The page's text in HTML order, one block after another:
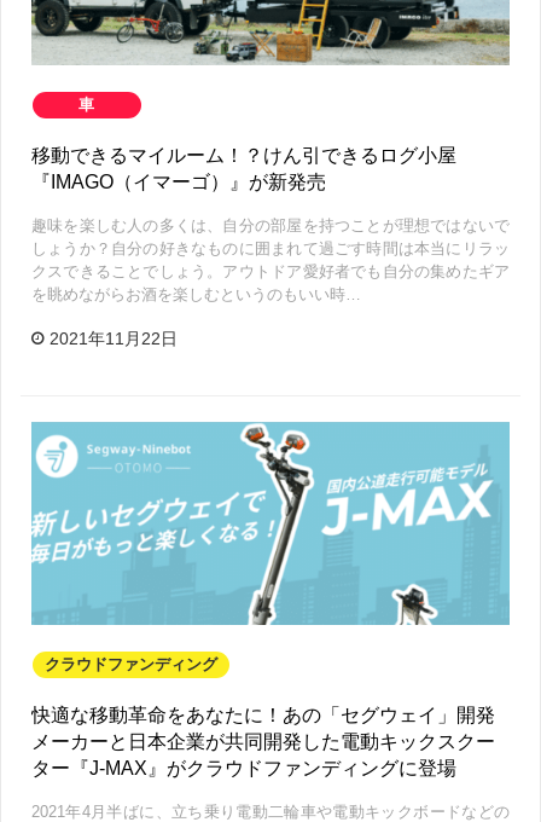
車
移動できるマイルーム！？けん引できるログ小屋
『IMAGO（イマーゴ）』が新発売
趣味を楽しむ人の多くは、自分の部屋を持つことが理想ではないで
しょうか？自分の好きなものに囲まれて過ごす時間は本当にリラッ
クスできることでしょう。アウトドア愛好者でも自分の集めたギア
を眺めながらお酒を楽しむというのもいい時…
2021年11月22日
クラウドファンディング
快適な移動革命をあなたに！あの「セグウェイ」開発
メーカーと日本企業が共同開発した電動キックスクー
ター『J-MAX』がクラウドファンディングに登場
2021年4月半ばに、立ち乗り電動二輪車や電動キックボードなどの